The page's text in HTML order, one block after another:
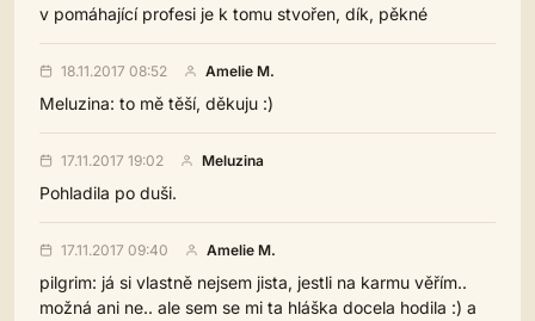
v pomáhající profesi je k tomu stvořen, dík, pěkné
18.11.2017 08:52 Amelie M.
Meluzina: to mě těší, děkuju :)
17.11.2017 19:02 Meluzina
Pohladila po duši.
17.11.2017 09:40 Amelie M.
pilgrim: já si vlastně nejsem jista, jestli na karmu věřím..
možná ani ne.. ale sem se mi ta hláška docela hodila :) a